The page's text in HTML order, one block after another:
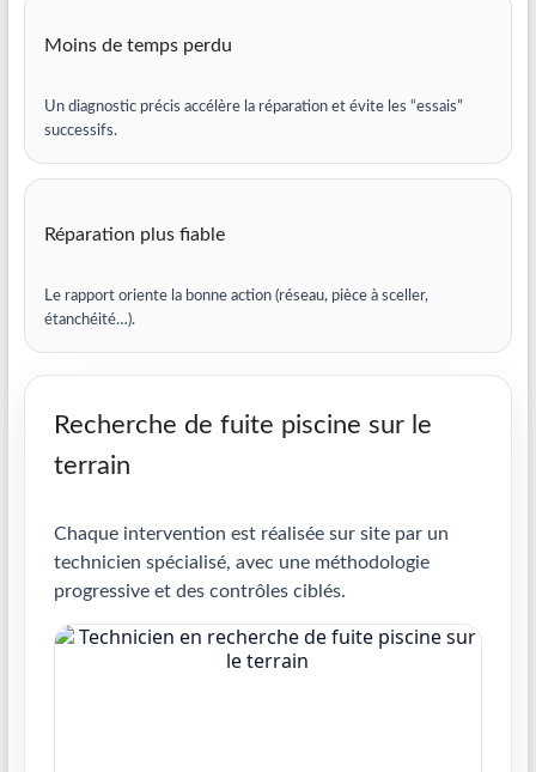
Moins de temps perdu
Un diagnostic précis accélère la réparation et évite les “essais”
successifs.
Réparation plus fiable
Le rapport oriente la bonne action (réseau, pièce à sceller,
étanchéité…).
Recherche de fuite piscine sur le
terrain
Chaque intervention est réalisée sur site par un
technicien spécialisé, avec une méthodologie
progressive et des contrôles ciblés.